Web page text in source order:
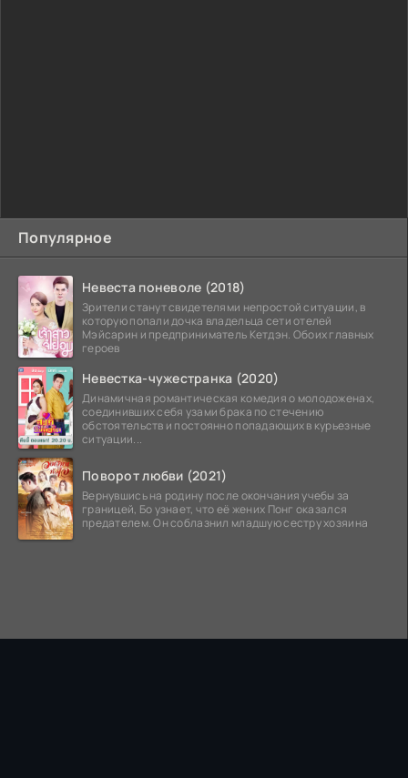
Популярное
Невеста поневоле (2018)
Зрители станут свидетелями непростой ситуации, в
которую попали дочка владельца сети отелей
Мэйсарин и предприниматель Кетдэн. Обоих главных
героев
Невестка-чужестранка (2020)
Динамичная романтическая комедия о молодоженах,
соединивших себя узами брака по стечению
обстоятельств и постоянно попадающих в курьезные
ситуации...
Поворот любви (2021)
Вернувшись на родину после окончания учебы за
границей, Бо узнает, что её жених Понг оказался
предателем. Он соблазнил младшую сестру хозяина